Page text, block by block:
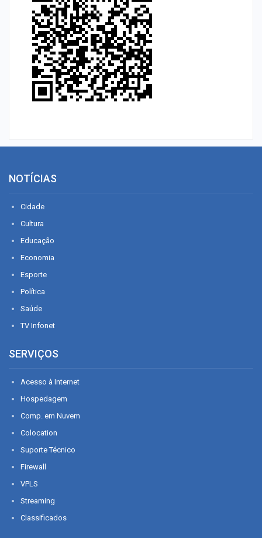
NOTÍCIAS
Cidade
Cultura
Educação
Economia
Esporte
Política
Saúde
TV Infonet
SERVIÇOS
Acesso à Internet
Hospedagem
Comp. em Nuvem
Colocation
Suporte Técnico
Firewall
VPLS
Streaming
Classificados